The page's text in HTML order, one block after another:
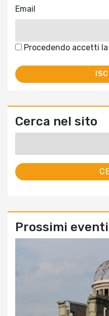
Email
Procedendo accetti
Cerca nel sito
Prossimi eventi